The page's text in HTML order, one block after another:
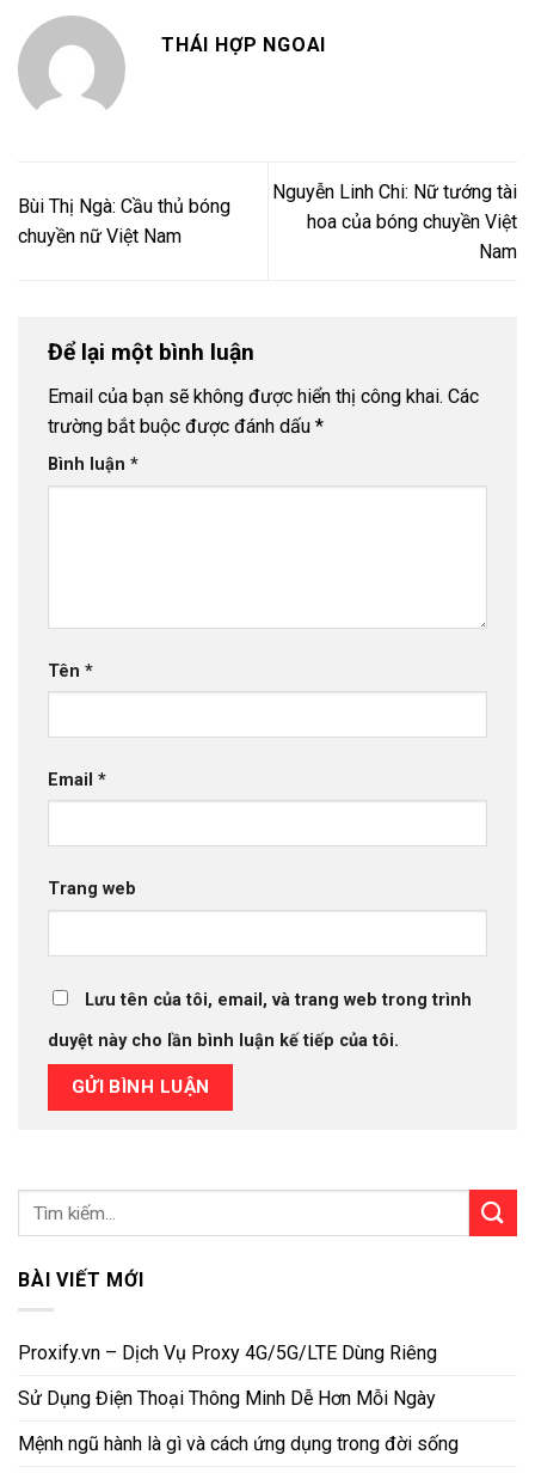
THÁI HỢP NGOAI
Bùi Thị Ngà: Cầu thủ bóng
chuyền nữ Việt Nam
Nguyễn Linh Chi: Nữ tướng tài
hoa của bóng chuyền Việt
Nam
Để lại một bình luận
Email của bạn sẽ không được hiển thị công khai. Các
trường bắt buộc được đánh dấu *
Bình luận *
Tên *
Email *
Trang web
Lưu tên của tôi, email, và trang web trong trình
duyệt này cho lần bình luận kế tiếp của tôi.
BÀI VIẾT MỚI
Proxify.vn – Dịch Vụ Proxy 4G/5G/LTE Dùng Riêng
Sử Dụng Điện Thoại Thông Minh Dễ Hơn Mỗi Ngày
Mệnh ngũ hành là gì và cách ứng dụng trong đời sống